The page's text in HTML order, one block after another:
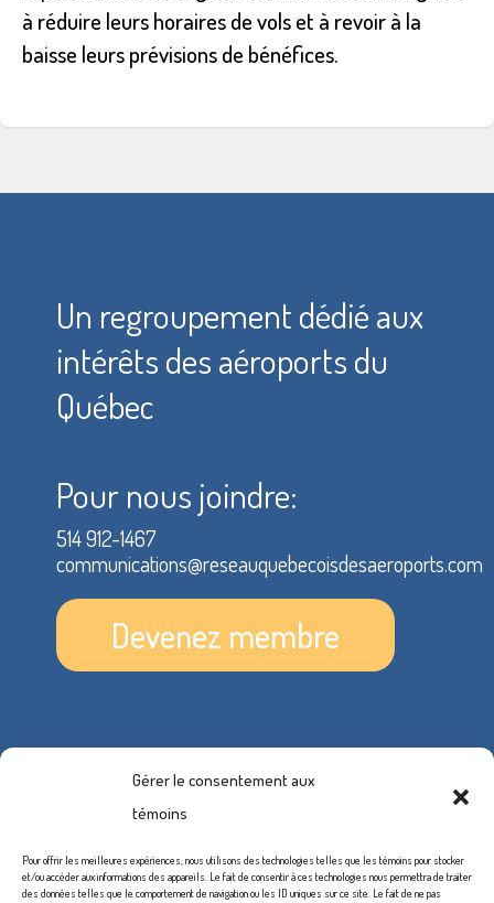
Gérer le consentement aux
témoins
Pour offrir les meilleures expériences, nous utilisons des technologies telles que les témoins pour stocker
et/ou accéder aux informations des appareils. Le fait de consentir à ces technologies nous permettra de traiter
des données telles que le comportement de navigation ou les ID uniques sur ce site. Le fait de ne pas
à réduire leurs horaires de vols et à revoir à la
baisse leurs prévisions de bénéfices.
Un regroupement dédié aux
intérêts des aéroports du
Québec
Pour nous joindre:
514 912-1467
communications@reseauquebecoisdesaeroports.com
Devenez membre